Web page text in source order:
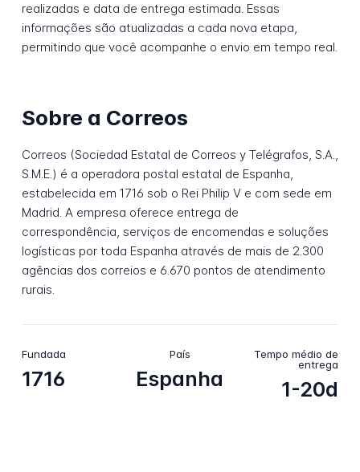
realizadas e data de entrega estimada. Essas
informações são atualizadas a cada nova etapa,
permitindo que você acompanhe o envio em tempo real.
Sobre a Correos
Correos (Sociedad Estatal de Correos y Telégrafos, S.A.,
S.M.E.) é a operadora postal estatal de Espanha,
estabelecida em 1716 sob o Rei Philip V e com sede em
Madrid. A empresa oferece entrega de
correspondência, serviços de encomendas e soluções
logísticas por toda Espanha através de mais de 2.300
agências dos correios e 6.670 pontos de atendimento
rurais.
Fundada
1716
País
Espanha
Tempo médio de
entrega
1-20d